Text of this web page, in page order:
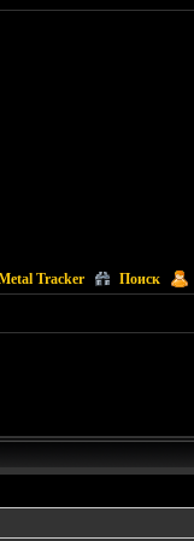
Tracker Поиск